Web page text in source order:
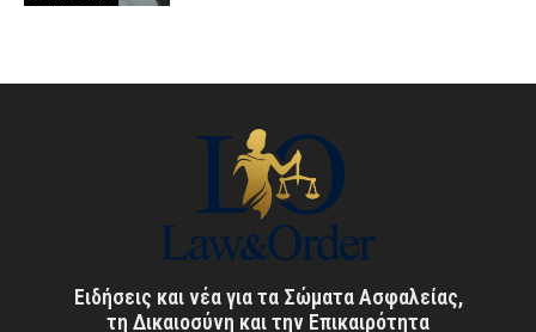
Ειδήσεις και νέα για τα Σώματα Ασφαλείας,
τη Δικαιοσύνη και την Επικαιρότητα